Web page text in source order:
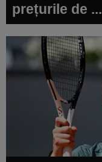
prețurile de ...